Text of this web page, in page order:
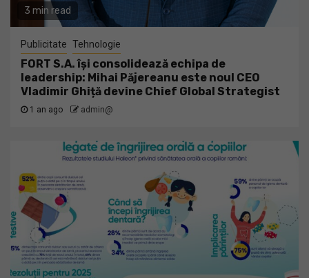
3 min read
Publicitate Tehnologie
FORT S.A. își consolidează echipa de
leadership: Mihai Păjereanu este noul CEO
Vladimir Ghiță devine Chief Global Strategist
1 an ago admin@